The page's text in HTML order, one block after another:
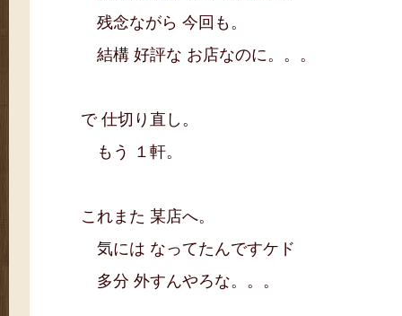
残念ながら 今回も。
結構 好評な お店なのに。。。
で 仕切り直し。
もう １軒。
これまた 某店へ。
気には なってたんですケド
多分 外すんやろな。。。